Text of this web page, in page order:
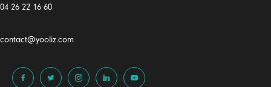
04 26 22 16 60
contact@yooliz.com